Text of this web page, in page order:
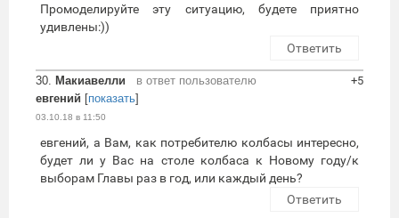
Промоделируйте эту ситуацию, будете приятно
удивлены:))
Ответить
30. Макиавелли
в ответ пользователю
евгений [показать]
03.10.18 в 11:50
+5
евгений, а Вам, как потребителю колбасы интересно,
будет ли у Вас на столе колбаса к Новому году/к
выборам Главы раз в год, или каждый день?
Ответить